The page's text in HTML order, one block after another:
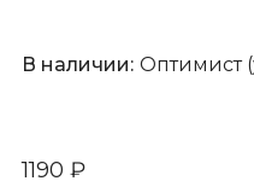
В наличии: Оптимист
1190 ₽